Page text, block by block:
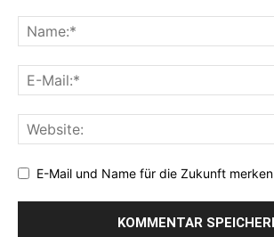
E-Mail und Name für die Zukunft merken